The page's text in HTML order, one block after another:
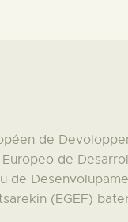
de
de
(EGEF)